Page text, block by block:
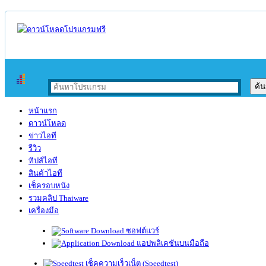
หน้าแรก
ดาวน์โหลด
ข่าวไอที
รีวิว
ทิปส์ไอที
สินค้าไอที
เช็ครอบหนัง
รวมคลิป Thaiware
เครื่องมือ
ซอฟต์แวร์
แอปพลิเคชันบนมือถือ
เช็คความเร็วเน็ต (Speedtest)